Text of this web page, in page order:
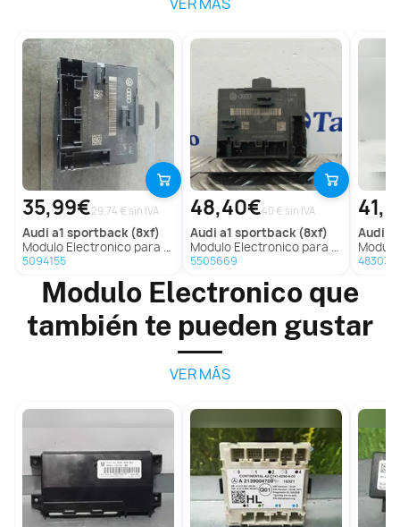
35,99€29.74 € sin IVA
audi a1 sportback (8xf)
Modulo Electronico para Audi A1 Sportback (8Xf)
5094155
48,40€40 € sin IVA
audi a1 sportback (8xf)
Modulo Electronico para Audi A1 Sportback (8Xf)
5505669
audi
Modulo
Modulo Electronico que
también te pueden gustar
VER MÁS